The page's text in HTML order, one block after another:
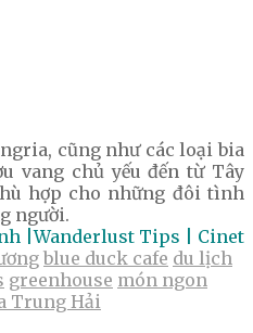
cũng như các loại bia
vang chủ yếu đến từ Tây
hợp cho những đôi tình
người.
|Wanderlust Tips | Cinet
blue duck cafe du lịch
greenhouse món ngon
Trung Hải